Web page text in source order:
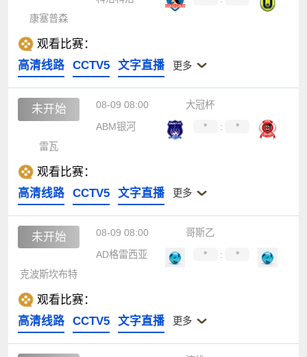
康塞普森
观看比赛：
高清线路
CCTV5 文字直播 更多
未开始 08-09 08:00
大冠杯
ABM银河
* :
*
雷瓦
观看比赛：
高清线路
CCTV5 文字直播 更多
未开始 08-09 08:00
哥斯乙
AD格雷西亚
* :
*
克波斯坎布特
观看比赛：
高清线路
CCTV5 文字直播 更多